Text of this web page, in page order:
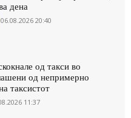
дена
06.08.2026 20:40
од такси во
од непримерно
таксистот
11:37